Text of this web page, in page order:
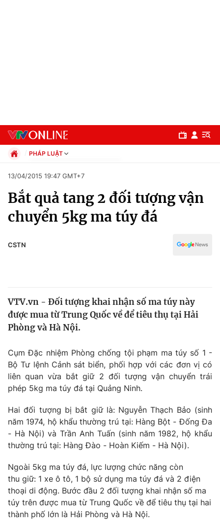
Chuyên mục
Chính trị
Y tế
Tin tức
Thế giới đó đây
Kinh tế
Tài chính
Thị trường
Góc doanh nghiệp
Dữ liệu và đời sống
Truyền hình
Phim VTV
Hậu trường
Nhân vật
Khán giả
Giải trí
Điện ảnh
Âm nhạc
Sao
Đời sống
Du lịch
Làm đẹp
Giáo dục
PHÁP LUẬT
Xã hội
Pháp luật
Kinh tế
Thể thao
Giáo dục
13/04/2015 19:47 GMT+7
Bắt quả tang 2 đối tượng vận
chuyển 5kg ma túy đá
CSTN
VTV.vn - Đối tượng khai nhận số ma túy này
được mua từ Trung Quốc về để tiêu thụ tại Hải
Phòng và Hà Nội.
Cụm Đặc nhiệm Phòng chống tội phạm ma túy số 1 -
Bộ Tư lệnh Cảnh sát biển, phối hợp với các đơn vị có
liên quan vừa bắt giữ 2 đối tượng vận chuyển trái
phép 5kg ma túy đá tại Quảng Ninh.
Hai đối tượng bị bắt giữ là: Nguyễn Thạch Bảo (sinh
năm 1974, hộ khẩu thường trú tại: Hàng Bột - Đống Đa
- Hà Nội) và Trần Anh Tuấn (sinh năm 1982, hộ khẩu
thường trú tại: Hàng Đào - Hoàn Kiếm - Hà Nội).
Ngoài 5kg ma túy đá, lực lượng chức năng còn
thu giữ: 1 xe ô tô, 1 bộ sử dụng ma túy đá và 2 điện
thoại di động. Bước đầu 2 đối tượng khai nhận số ma
túy trên được mua từ Trung Quốc về để tiêu thụ tại hai
thành phố lớn là Hải Phòng và Hà Nội.